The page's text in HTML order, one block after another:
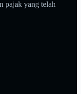
pajak yang telah